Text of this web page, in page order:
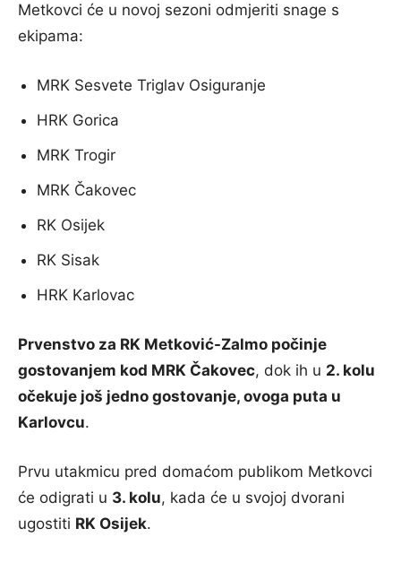
Metkovci će u novoj sezoni odmjeriti snage s
ekipama:
MRK Sesvete Triglav Osiguranje
HRK Gorica
MRK Trogir
MRK Čakovec
RK Osijek
RK Sisak
HRK Karlovac
Prvenstvo za RK Metković-Zalmo počinje
gostovanjem kod MRK Čakovec, dok ih u 2. kolu
očekuje još jedno gostovanje, ovoga puta u
Karlovcu.
Prvu utakmicu pred domaćom publikom Metkovci
će odigrati u 3. kolu, kada će u svojoj dvorani
ugostiti RK Osijek.